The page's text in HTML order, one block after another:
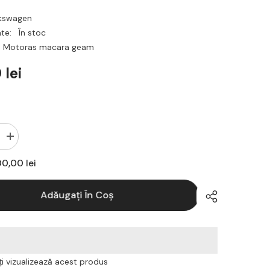
În stoc
Motoras macara geam
lei
Creșteți
cantitatea
pentru
Motoras
Golf
lei
Adăugați În Coș
vizualizează acest produs